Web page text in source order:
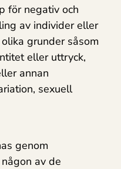
för negativ och
av individer eller
grunder såsom
eller uttryck,
annan
sexuell
genom
av de